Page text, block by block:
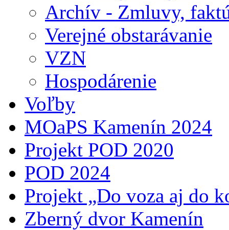
Archív - Zmluvy,
Verejné obstarávanie
VZN
Hospodárenie
Voľby
MOaPS Kamenín 2024
Projekt POD 2020
POD 2024
Projekt „Do voza aj do
Zberný dvor Kamenín